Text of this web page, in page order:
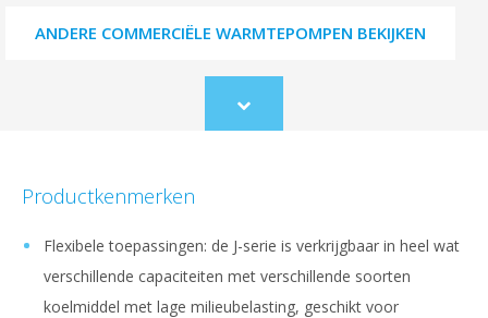
ANDERE COMMERCIËLE WARMTEPOMPEN BEKIJKEN
Scroll
to
Productkenmerken
Flexibele toepassingen: de J-serie is verkrijgbaar in heel wat
verschillende capaciteiten met verschillende soorten
koelmiddel met lage milieubelasting, geschikt voor